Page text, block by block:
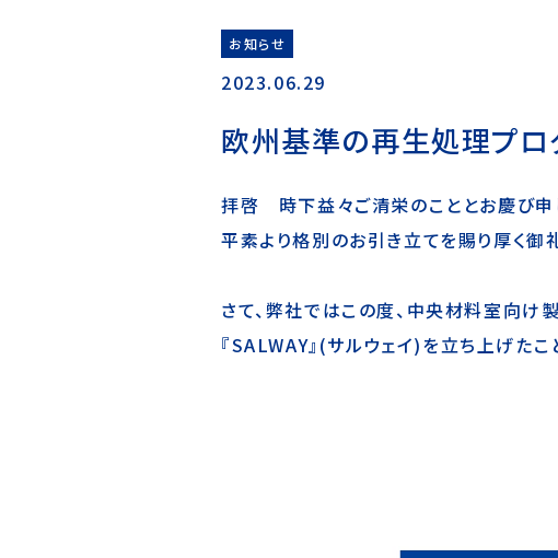
お知らせ
2023.06.29
欧州基準の再生処理プロ
拝啓 時下益々ご清栄のこととお慶び申
平素より格別のお引き立てを賜り厚く御
さて、弊社ではこの度、中央材料室向け
『SALWAY』(サルウェイ)を立ち上げたこ